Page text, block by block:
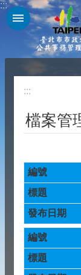
跳到主要內容區
:::
:::
檔案管